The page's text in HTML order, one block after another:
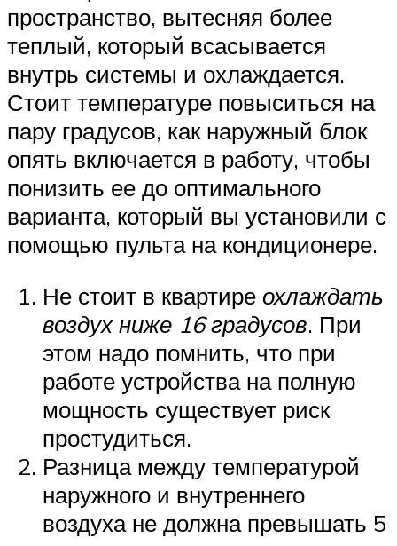
пространство, вытесняя более
теплый, который всасывается
внутрь системы и охлаждается.
Стоит температуре повыситься на
пару градусов, как наружный блок
опять включается в работу, чтобы
понизить ее до оптимального
варианта, который вы установили с
помощью пульта на кондиционере.
Не стоит в квартире охлаждать
воздух ниже 16 градусов. При
этом надо помнить, что при
работе устройства на полную
мощность существует риск
простудиться.
Разница между температурой
наружного и внутреннего
воздуха не должна превышать 5